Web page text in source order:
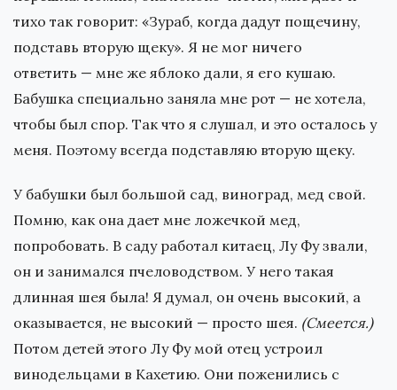
тихо так говорит: «Зураб, когда дадут пощечину,
подставь вторую щеку». Я не мог ничего
ответить — мне же яблоко дали, я его кушаю.
Бабушка специально заняла мне рот — не хотела,
чтобы был спор. Так что я слушал, и это осталось у
меня. Поэтому всегда подставляю вторую щеку.
У бабушки был большой сад, виноград, мед свой.
Помню, как она дает мне ложечкой мед,
попробовать. В саду работал китаец, Лу Фу звали,
он и занимался пчеловодством. У него такая
длинная шея была! Я думал, он очень высокий, а
оказывается, не высокий — просто шея. (Смеется.)
Потом детей этого Лу Фу мой отец устроил
винодельцами в Кахетию. Они поженились с